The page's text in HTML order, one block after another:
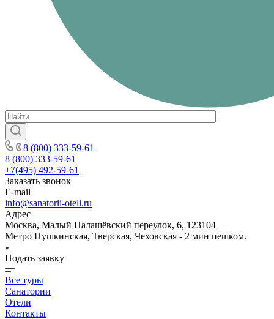
8 (800) 333-59-61
8 (800) 333-59-61
+7(495) 492-59-61
Заказать звонок
E-mail
info@sanatorii-oteli.ru
Адрес
Москва, Малый Палашёвский переулок, 6, 123104
Метро Пушкинская, Тверская, Чеховская - 2 мин пешком.
Подать заявку
Все туры
Санатории
Отели
Контакты